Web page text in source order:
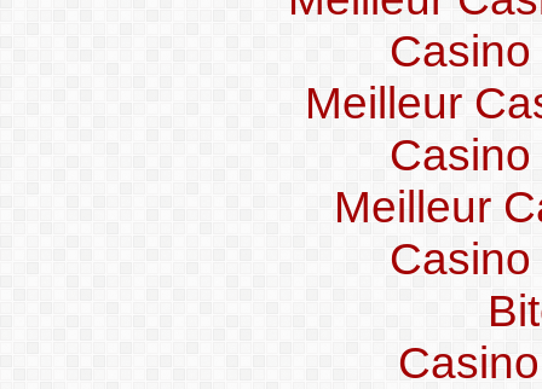
Meilleur
Meilleur